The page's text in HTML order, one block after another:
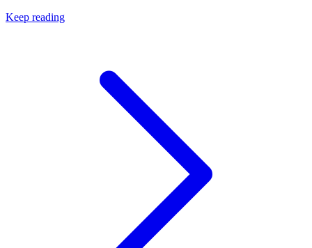
Keep reading